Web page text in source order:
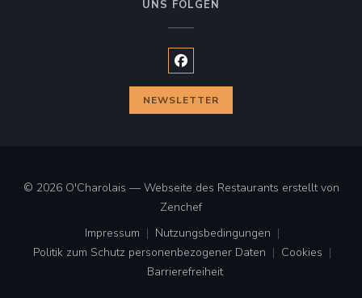
UNS FOLGEN
Facebook ((öffnet ein neues
NEWSLETTER
© 2026 O'Charolais — Webseite des Restaurants erstellt von
Zenchef((öffnet ein neues Fenster))
Impressum
((öffnet ein neues Fenster))
Nutzungsbedingungen
((öffnet ein neues Fenster))
Politik zum Schutz personenbezogener Daten
((öffnet ein neues Fenster))
Cookies
((öffnet
Barrierefreiheit
((öffnet ein neues Fenster))